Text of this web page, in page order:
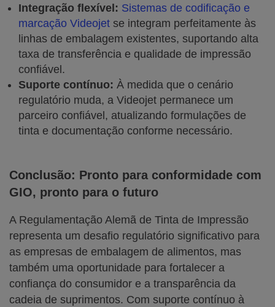
Integração flexível: Sistemas de codificação e
marcação Videojet se integram perfeitamente às
linhas de embalagem existentes, suportando alta
taxa de transferência e qualidade de impressão
confiável.
Suporte contínuo: À medida que o cenário
regulatório muda, a Videojet permanece um
parceiro confiável, atualizando formulações de
tinta e documentação conforme necessário.
Conclusão: Pronto para conformidade com
GIO, pronto para o futuro
A Regulamentação Alemã de Tinta de Impressão
representa um desafio regulatório significativo para
as empresas de embalagem de alimentos, mas
também uma oportunidade para fortalecer a
confiança do consumidor e a transparência da
cadeia de suprimentos. Com suporte contínuo à